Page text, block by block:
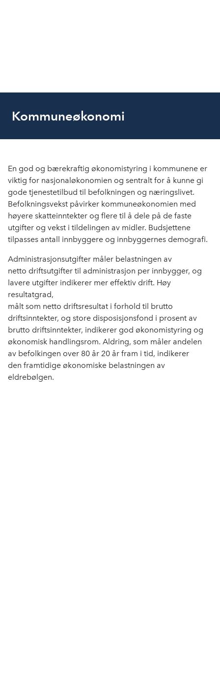
Kommuneøkonomi
En god og bærekraftig økonomistyring i kommunene er
viktig for nasjonaløkonomien og sentralt for å kunne gi
gode tjenestetilbud til befolkningen og næringslivet.
Befolkningsvekst påvirker kommuneøkonomien med
høyere skatteinntekter og flere til å dele på de faste
utgifter og vekst i tildelingen av midler. Budsjettene
tilpasses antall innbyggere og innbyggernes demografi.
Administrasjonsutgifter måler belastningen av
netto driftsutgifter til administrasjon per innbygger, og
lavere utgifter indikerer mer effektiv drift. Høy
resultatgrad,
målt som netto driftsresultat i forhold til brutto
driftsinntekter, og store disposisjonsfond i prosent av
brutto driftsinntekter, indikerer god økonomistyring og
økonomisk handlingsrom. Aldring, som måler andelen
av befolkingen over 80 år 20 år fram i tid, indikerer
den framtidige økonomiske belastningen av
eldrebølgen.